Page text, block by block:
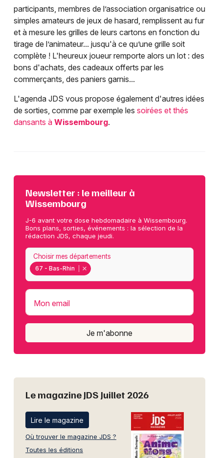
participants, membres de l’association organisatrice ou
simples amateurs de jeux de hasard, remplissent au fur
et à mesure les grilles de leurs cartons en fonction du
tirage de l’animateur... jusqu'à ce qu’une grille soit
complète ! L'heureux joueur remporte alors un lot : des
bons d'achats, des cadeaux offerts par les
commerçants, des paniers garnis...
L'agenda JDS vous propose également d'autres idées
de sorties, comme par exemple les soirées et thés
dansants à Wissembourg.
Newsletter : le meilleur à
Wissembourg
J-6 avant votre dose hebdomadaire à Wissembourg.
Bons plans, sorties, événements : la sélection de la
rédaction JDS, chaque jeudi.
67 - Bas-Rhin
Choisir mes départements
Mon email
Je m'abonne
Le magazine JDS Juillet 2026
Lire le magazine
Où trouver le magazine JDS ?
Toutes les éditions